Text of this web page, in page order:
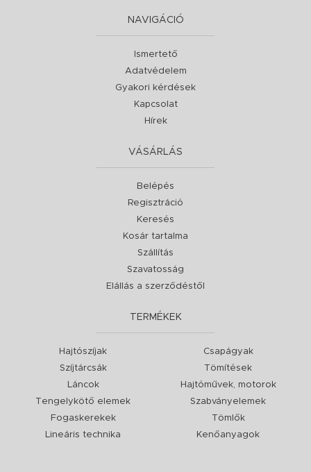
NAVIGÁCIÓ
Ismertető
Adatvédelem
Gyakori kérdések
Kapcsolat
Hírek
VÁSÁRLÁS
Belépés
Regisztráció
Keresés
Kosár tartalma
Szállítás
Szavatosság
Elállás a szerződéstől
TERMÉKEK
Hajtószíjak
Szíjtárcsák
Láncok
Tengelykötő elemek
Fogaskerekek
Lineáris technika
Csapágyak
Tömítések
Hajtóművek, motorok
Szabványelemek
Tömlők
Kenőanyagok